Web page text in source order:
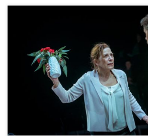
Florian Zeller, el dramaturgo francés del
vimos en Barcelona a principios de
protagonizada por Hector Alterio, estrena
mare, a quien da vida Emma Vilarasau bajo
Lima, y que seguirá en cartel hasta el 17 […]